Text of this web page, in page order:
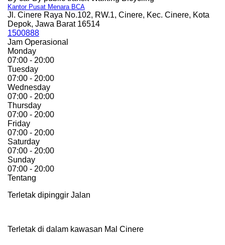
Kantor Pusat Menara BCA
Jl. Cinere Raya No.102, RW.1, Cinere, Kec. Cinere, Kota
Depok, Jawa Barat 16514
1500888
Jam Operasional
Monday
07:00 - 20:00
Tuesday
07:00 - 20:00
Wednesday
07:00 - 20:00
Thursday
07:00 - 20:00
Friday
07:00 - 20:00
Saturday
07:00 - 20:00
Sunday
07:00 - 20:00
Tentang
Terletak dipinggir Jalan
Terletak di dalam kawasan Mal Cinere